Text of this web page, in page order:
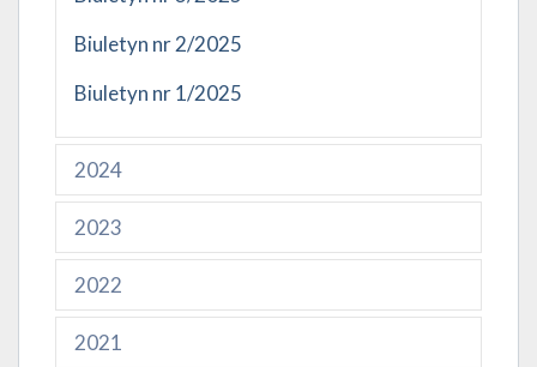
Biuletyn nr 2/2025
Biuletyn nr 1/2025
2024
2023
2022
2021